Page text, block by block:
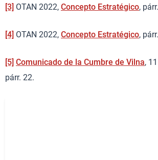
[3] OTAN 2022, Concepto Estratégico,
[4] OTAN 2022, Concepto Estratégico,
[5] Comunicado de la Cumbre de Vilna,
párr. 22.